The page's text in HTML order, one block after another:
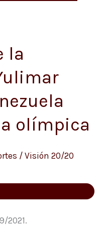
la
olímpica
/ Visión 20/20
2021.